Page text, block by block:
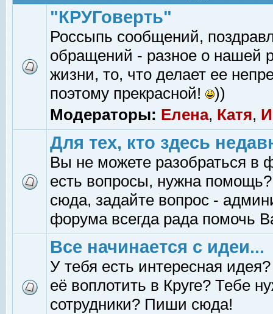
"КРУГоверть"
Россыпь сообщений,
обращений - разное о нашей
жизни, то, что делает ее
поэтому прекрасной!
))
Модераторы: Елена, Катя,
Для тех, кто здесь
Вы не можете разобраться в
есть вопросы, нужна помощь?
сюда, задайте вопрос -
форума всегда рада помочь
Все начинается с идеи...
У тебя есть интересная
её воплотить в Круге? Тебе
сотрудники? Пиши сюда!